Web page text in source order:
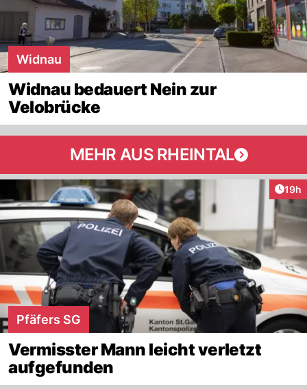
Widnau
Widnau bedauert Nein zur
Velobrücke
MEHR AUS RHEINTAL
19h
Pfäfers SG
Vermisster Mann leicht verletzt
aufgefunden